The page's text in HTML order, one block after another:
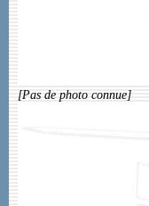
[Pas de photo connue]